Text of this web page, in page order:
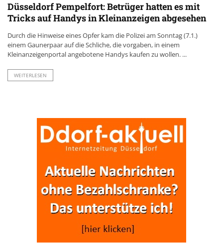
Düsseldorf Pempelfort: Betrüger hatten es mit
Tricks auf Handys in Kleinanzeigen abgesehen
Durch die Hinweise eines Opfer kam die Polizei am Sonntag (7.1.)
einem Gaunerpaar auf die Schliche, die vorgaben, in einem
Kleinanzeigenportal angebotene Handys kaufen zu wollen. ...
WEITERLESEN